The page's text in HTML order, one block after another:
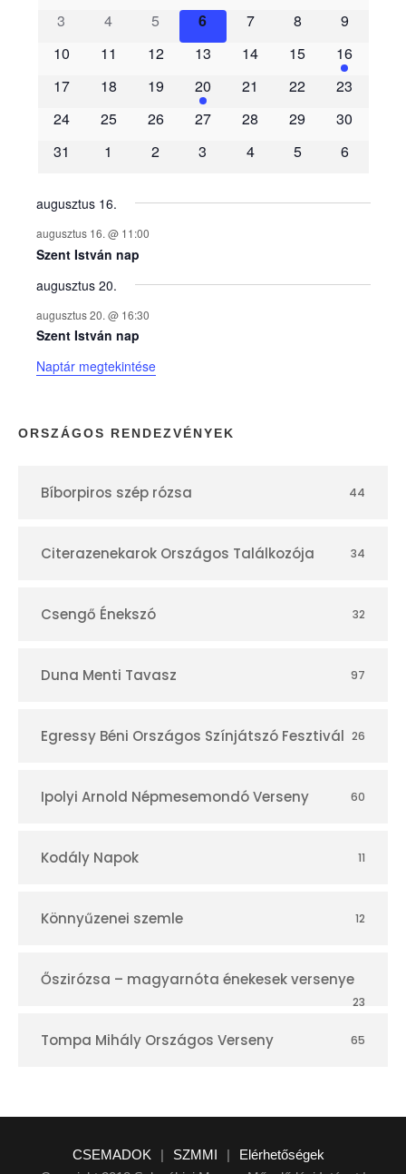
m
é
n
y
e
k
n
a
p
r
3
4 5 6 7 8
9
10
11 12 13 14 15
16
17
18 19 20 21 22
23
24
25 26 27 28 29
30
31
1 2 3 4 5 6
augusztus 16.
augusztus 16. @ 11:00
Szent István nap
augusztus 20.
augusztus 20. @ 16:30
Szent István nap
Naptár megtekintése
ORSZÁGOS RENDEZVÉNYEK
Bíborpiros szép rózsa 44
Citerazenekarok Országos Találkozója 34
Csengő Énekszó 32
Duna Menti Tavasz 97
Egressy Béni Országos Színjátszó Fesztivál 26
Ipolyi Arnold Népmesemondó Verseny 60
Kodály Napok 11
Könnyűzenei szemle 12
Őszirózsa – magyarnóta énekesek versenye
23
Tompa Mihály Országos Verseny 65
CSEMADOK | SZMMI |
Elérhetőségek